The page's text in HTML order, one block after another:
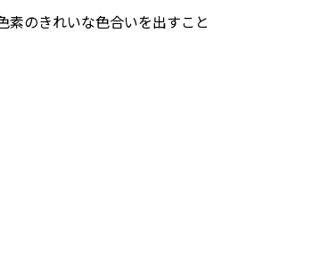
のきれいな色合いを出すこと